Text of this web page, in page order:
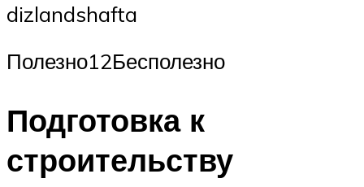
dizlandshafta
Полезно12Бесполезно
Подготовка к
строительству